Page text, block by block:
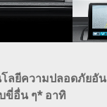
ลยีความปลอดภัยอั
ขี่อื่น ๆ* อาทิ